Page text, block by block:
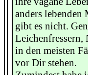
anders lebenden
gibt es nicht.
Leichenfressern,
in den meisten
vor Dir stehen.